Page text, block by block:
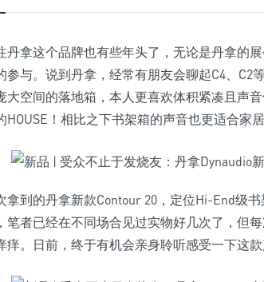
丹拿这个品牌也有些年头了，无论是丹拿的
参与。说到丹拿，经常有朋友会聊起C4、C2
大空间的落地箱，本人更喜欢体积紧凑且声
HOUSE！相比之下书架箱的声音也更适合家居
拿到的丹拿新款Contour 20，定位Hi-End级
笔者已经在不同场合见过实物好几次了，但
痒。日前，终于有机会亲身聆听感受一下这款